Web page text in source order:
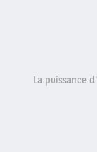
La puissance